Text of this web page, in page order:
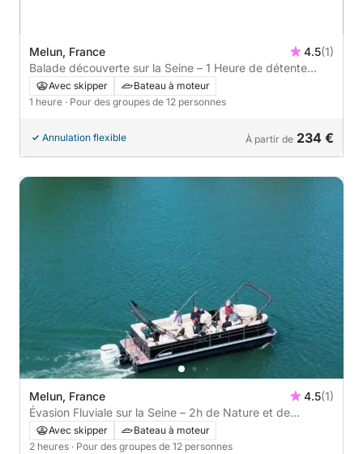
Melun, France 4.5(1)
Balade découverte sur la Seine – 1 Heure de détente
proche Fontainebleau
Avec skipper
Bateau à moteur
1 heure · Pour des groupes de 12 personnes
Annulation flexible À partir de 234 €
Melun, France 4.5(1)
Évasion Fluviale sur la Seine – 2h de Nature et de
Sérénité
Avec skipper
Bateau à moteur
2 heures · Pour des groupes de 12 personnes